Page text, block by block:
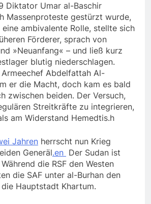
Diktator Umar al-Baschir
Massenproteste gestürzt wurde,
ambivalente Rolle, stellte sich
Förderer, sprach von
»Neuanfang« – und ließ kurz
blutig niederschlagen.
Armeechef Abdelfattah Al-
er die Macht, doch kam es bald
zwischen beiden. Der Versuch,
Streitkräfte zu integrieren,
am Widerstand Hemedtis.h
Jahren herrscht nun Krieg
Generäl.en Der Sudan ist
die RSF den Westen
die SAF unter al-Burhan den
Hauptstadt Khartum.